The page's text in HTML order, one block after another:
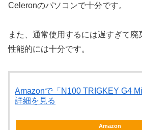
Celeronのパソコンで十分です。
また、通常使用するには遅すぎて廃
性能的には十分です。
Amazonで「N100 TRIGKEY G4
詳細を見る
Amazon